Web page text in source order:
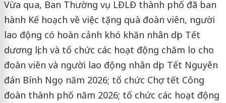
Vừa qua, Ban Thường vụ LĐLĐ thành phố đã ban
hành Kế hoạch về việc tặng quà đoàn viên, người
lao động có hoàn cảnh khó khăn nhân dịp Tết
dương lịch và tổ chức các hoạt động chăm lo cho
đoàn viên và người lao động nhân dịp Tết Nguyên
đán Bính Ngọ năm 2026; tổ chức Chợ tết Công
đoàn thành phố năm 2026; tổ chức các hoạt động